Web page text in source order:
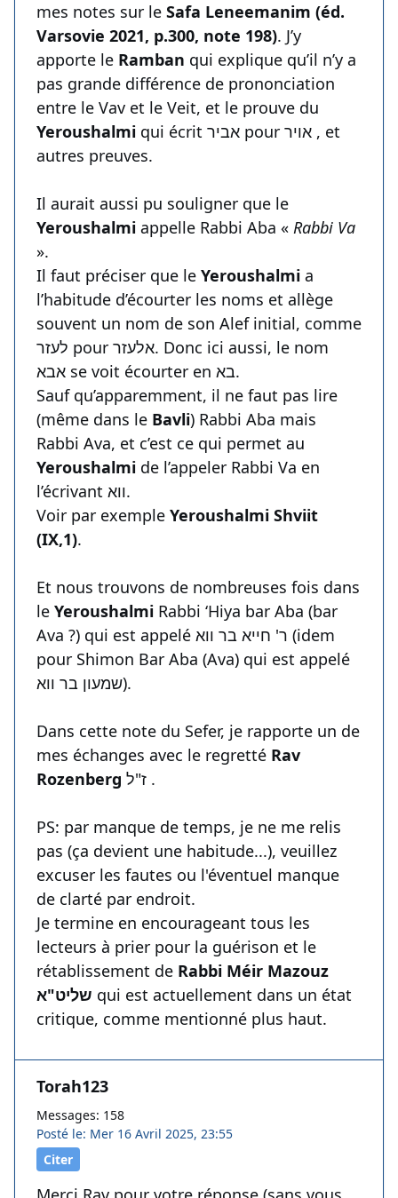
mes notes sur le Safa Leneemanim (éd.
Varsovie 2021, p.300, note 198). J’y
apporte le Ramban qui explique qu’il n’y a
pas grande différence de prononciation
entre le Vav et le Veit, et le prouve du
Yeroushalmi qui écrit אביר pour אויר , et
autres preuves.
Il aurait aussi pu souligner que le
Yeroushalmi appelle Rabbi Aba « Rabbi Va
».
Il faut préciser que le Yeroushalmi a
l’habitude d’écourter les noms et allège
souvent un nom de son Alef initial, comme
לעזר pour אלעזר. Donc ici aussi, le nom
אבא se voit écourter en בא.
Sauf qu’apparemment, il ne faut pas lire
(même dans le Bavli) Rabbi Aba mais
Rabbi Ava, et c’est ce qui permet au
Yeroushalmi de l’appeler Rabbi Va en
l’écrivant ווא.
Voir par exemple Yeroushalmi Shviit
(IX,1).
Et nous trouvons de nombreuses fois dans
le Yeroushalmi Rabbi ‘Hiya bar Aba (bar
Ava ?) qui est appelé ר' חייא בר ווא (idem
pour Shimon Bar Aba (Ava) qui est appelé
שמעון בר ווא).
Dans cette note du Sefer, je rapporte un de
mes échanges avec le regretté Rav
Rozenberg
ז"ל .
PS: par manque de temps, je ne me relis
pas (ça devient une habitude...), veuillez
excuser les fautes ou l'éventuel manque
de clarté par endroit.
Je termine en encourageant tous les
lecteurs à prier pour la guérison et le
rétablissement de Rabbi Méir Mazouz
שליט"א qui est actuellement dans un état
critique, comme mentionné plus haut.
Torah123
Messages: 158
Posté le: Mer 16 Avril 2025, 23:55
Citer